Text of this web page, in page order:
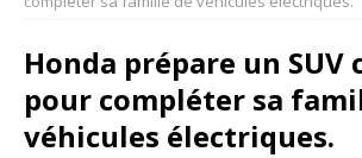
Honda prépare un SUV
pour compléter sa
véhicules électriques.